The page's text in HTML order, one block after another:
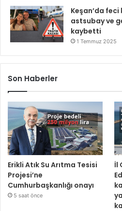
Keşan’da
astsubay ve
kaybetti
1 Temmuz 2025
Son Haberler
Erikli Atık Su Arıtma Tesisi
Projesi’ne
Cumhurbaşkanlığı onayı
5 saat önce
İl